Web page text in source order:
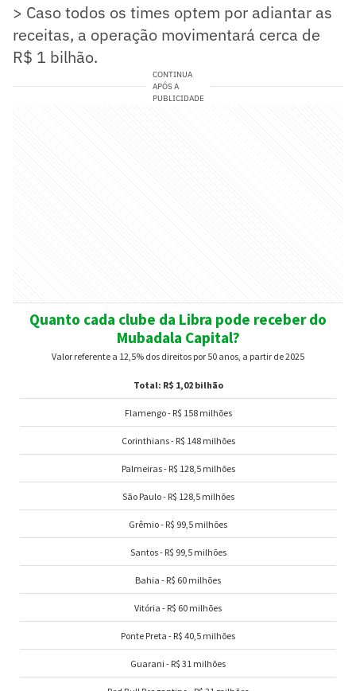
> Caso todos os times optem por adiantar as
receitas, a operação movimentará cerca de
R$ 1 bilhão.
CONTINUA
APÓS A
PUBLICIDADE